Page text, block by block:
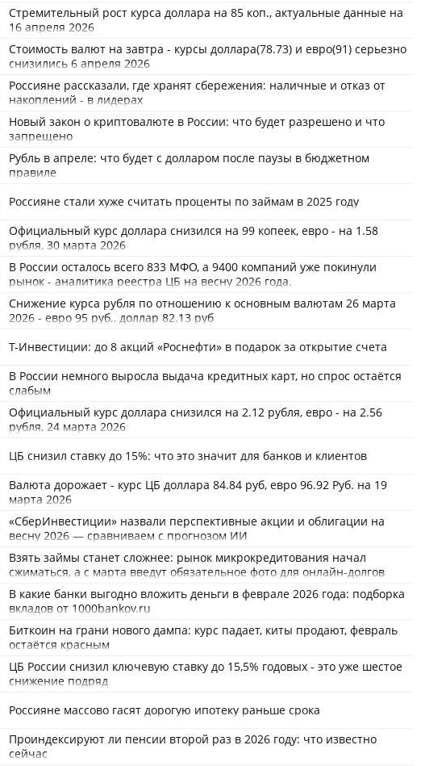
Стремительный рост курса доллара на 85 коп., актуальные данные на
16 апреля 2026
Стоимость валют на завтра - курсы доллара(78.73) и евро(91) серьезно
снизились 6 апреля 2026
Россияне рассказали, где хранят сбережения: наличные и отказ от
накоплений - в лидерах
Новый закон о криптовалюте в России: что будет разрешено и что
запрещено
Рубль в апреле: что будет с долларом после паузы в бюджетном
правиле
Россияне стали хуже считать проценты по займам в 2025 году
Официальный курс доллара снизился на 99 копеек, евро - на 1.58
рубля, 30 марта 2026
В России осталось всего 833 МФО, а 9400 компаний уже покинули
рынок - аналитика реестра ЦБ на весну 2026 года.
Снижение курса рубля по отношению к основным валютам 26 марта
2026 - евро 95 руб., доллар 82.13 руб
Т-Инвестиции: до 8 акций «Роснефти» в подарок за открытие счета
В России немного выросла выдача кредитных карт, но спрос остаётся
слабым
Официальный курс доллара снизился на 2.12 рубля, евро - на 2.56
рубля, 24 марта 2026
ЦБ снизил ставку до 15%: что это значит для банков и клиентов
Валюта дорожает - курс ЦБ доллара 84.84 руб, евро 96.92 Руб. на 19
марта 2026
«СберИнвестиции» назвали перспективные акции и облигации на
весну 2026 — сравниваем с прогнозом ИИ
Взять займы станет сложнее: рынок микрокредитования начал
сжиматься, а с марта введут обязательное фото для онлайн-долгов
В какие банки выгодно вложить деньги в феврале 2026 года: подборка
вкладов от 1000bankov.ru
Биткоин на грани нового дампа: курс падает, киты продают, февраль
остаётся красным
ЦБ России снизил ключевую ставку до 15,5% годовых - это уже шестое
снижение подряд
Россияне массово гасят дорогую ипотеку раньше срока
Проиндексируют ли пенсии второй раз в 2026 году: что известно
сейчас